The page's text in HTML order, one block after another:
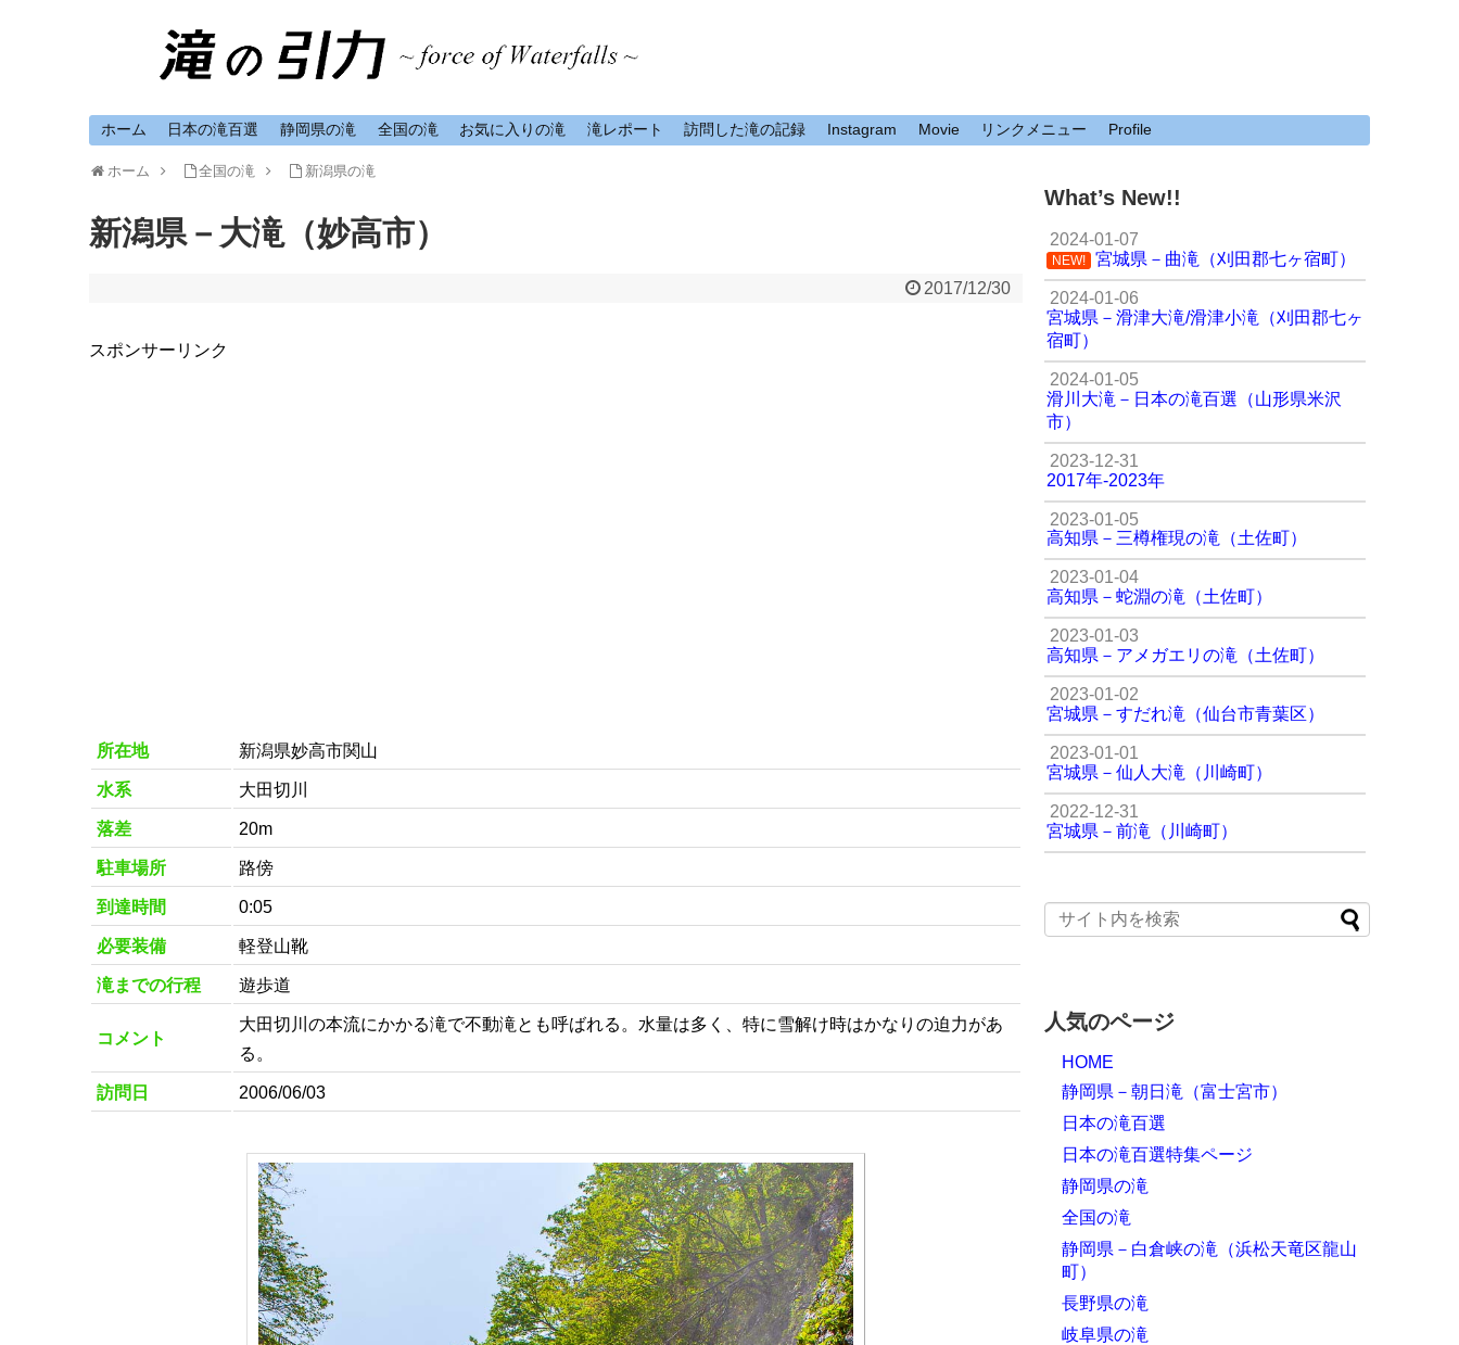
ホーム 日本の滝百選 静岡県の滝 全国の滝 お気に入りの滝 滝レポート 訪問した滝の記録 Instagram Movie リンクメニュー Profile
ホーム 全国の滝 新潟県の滝
新潟県－大滝（妙高市）
2017/12/30
スポンサーリンク
所在地 新潟県妙高市関山
水系 大田切川
落差 20m
駐車場所 路傍
到達時間 0:05
必要装備 軽登山靴
滝までの行程 遊歩道
コメント
大田切川の本流にかかる滝で不動滝とも呼ばれる。水量は多く、特に雪解け時はかなりの迫力があ
る。
訪問日 2006/06/03
What’s New!!
2024-01-07
NEW! 宮城県－曲滝（刈田郡七ヶ宿町）
2024-01-06
宮城県－滑津大滝/滑津小滝（刈田郡七ヶ
宿町）
2024-01-05
滑川大滝－日本の滝百選（山形県米沢
市）
2023-12-31
2017年-2023年
2023-01-05
高知県－三樽権現の滝（土佐町）
2023-01-04
高知県－蛇淵の滝（土佐町）
2023-01-03
高知県－アメガエリの滝（土佐町）
2023-01-02
宮城県－すだれ滝（仙台市青葉区）
2023-01-01
宮城県－仙人大滝（川崎町）
2022-12-31
宮城県－前滝（川崎町）
人気のページ
HOME
静岡県－朝日滝（富士宮市）
日本の滝百選
日本の滝百選特集ページ
静岡県の滝
全国の滝
静岡県－白倉峡の滝（浜松天竜区龍山
町）
長野県の滝
岐阜県の滝